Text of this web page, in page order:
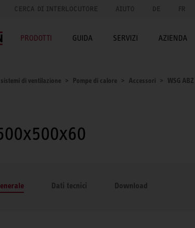
CERCA DI INTERLOCUTORE AIUTO DE FR
PRODOTTI GUIDA SERVIZI AZIENDA
di ventilazione Pompe di calore Accessori WSG
Dati tecnici Download